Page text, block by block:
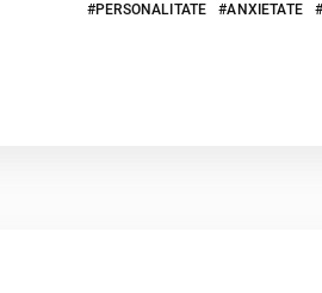
PERSONALITATE ANXIETATE